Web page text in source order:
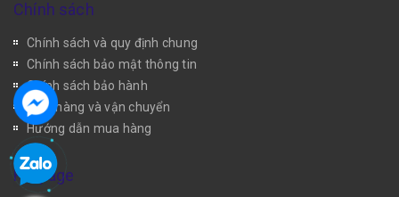
Chính sách
Chính sách và quy định chung
Chính sách bảo mật thông tin
Chính sách bảo hành
Giao hàng và vận chuyển
Hướng dẫn mua hàng
Fanpage